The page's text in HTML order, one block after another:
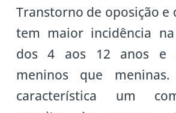
Transtorno de oposição e
tem maior incidência
dos 4 aos 12 anos e
meninos que
característica um